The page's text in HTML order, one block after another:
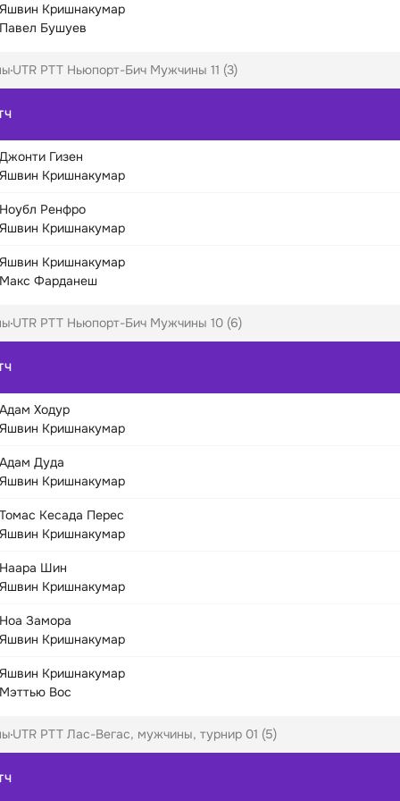
Яшвин Кришнакумар
Павел Бушуев
UTR PTT Ньюпорт-Бич Мужчины 11 (3)
Джонти Гизен
Яшвин Кришнакумар
Ноубл Ренфро
Яшвин Кришнакумар
Яшвин Кришнакумар
Макс Фарданеш
UTR PTT Ньюпорт-Бич Мужчины 10 (6)
Адам Ходур
Яшвин Кришнакумар
Адам Дуда
Яшвин Кришнакумар
Томас Кесада Перес
Яшвин Кришнакумар
Наара Шин
Яшвин Кришнакумар
Ноа Замора
Яшвин Кришнакумар
Яшвин Кришнакумар
Мэттью Вос
UTR PTT Лас-Вегас, мужчины, турнир 01 (5)